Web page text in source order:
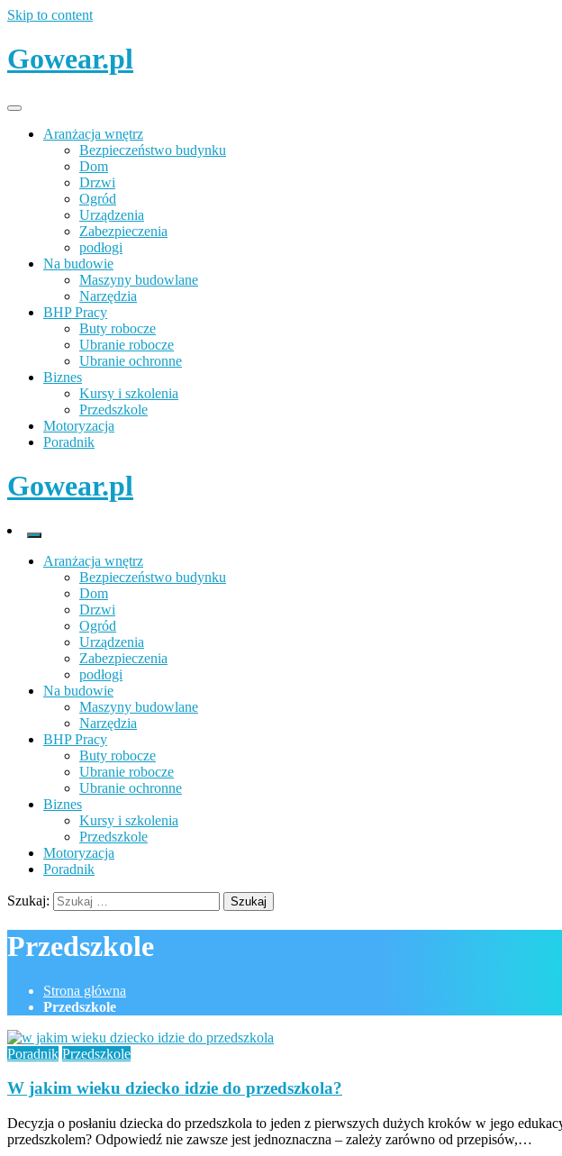
Skip to content
Gowear.pl
Aranżacja wnętrz
Bezpieczeństwo budynku
Dom
Drzwi
Ogród
Urządzenia
Zabezpieczenia
podłogi
Na budowie
Maszyny budowlane
Narzędzia
BHP Pracy
Buty robocze
Ubranie robocze
Ubranie ochronne
Biznes
Kursy i szkolenia
Przedszkole
Motoryzacja
Poradnik
Gowear.pl
Aranżacja wnętrz
Bezpieczeństwo budynku
Dom
Drzwi
Ogród
Urządzenia
Zabezpieczenia
podłogi
Na budowie
Maszyny budowlane
Narzędzia
BHP Pracy
Buty robocze
Ubranie robocze
Ubranie ochronne
Biznes
Kursy i szkolenia
Przedszkole
Motoryzacja
Poradnik
Szukaj:
Przedszkole
Strona główna
Przedszkole
Poradnik Przedszkole
W jakim wieku dziecko idzie do przedszkola?
Decyzja o posłaniu dziecka do przedszkola to jeden z pierwszych dużych kroków w jego
przedszkolem? Odpowiedź nie zawsze jest jednoznaczna – zależy zarówno od przepisów,…